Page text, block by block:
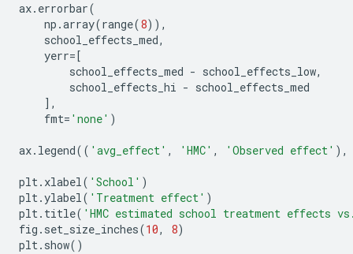
ax. errorbar(
np .array(range(8)),
school_effects_med,
yerr=[
school_effects_med - school_effects_low,
school_effects_hi - school_effects_med
],
fmt= 'none' )
ax. legend(( 'avg_effect' , 'HMC' , 'Observed effect' ),
plt. xlabel( 'School' )
plt.ylabel( 'Treatment effect' )
plt. title( 'HMC estimated school treatment effects
fig . set_size_inches(10, 8)
plt. show()